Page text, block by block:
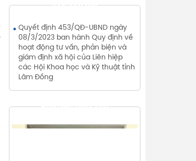
VĂN BẢN MỚI
Quyết định 453/QĐ-UBND ngày
08/3/2023 ban hành Quy định về
hoạt động tư vấn, phản biện và
giám định xã hội của Liên hiệp
các Hội Khoa học và Kỹ thuật tỉnh
Lâm Đồng
THƯ VIỆN HÌNH ẢNH